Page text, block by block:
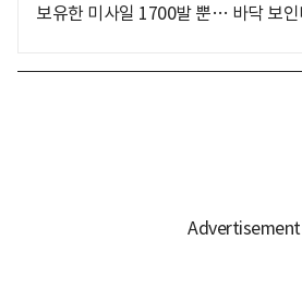
보유한 미사일 1700발 뿐… 바닥 보